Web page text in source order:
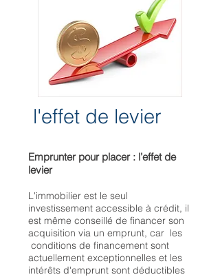
l'effet de levier
Emprunter pour placer : l’effet de
levier
L'immobilier est le seul
investissement accessible à crédit, il
est même conseillé de financer son
acquisition via un emprunt, car les
conditions de financement sont
actuellement exceptionnelles et les
intérêts d'emprunt sont déductibles